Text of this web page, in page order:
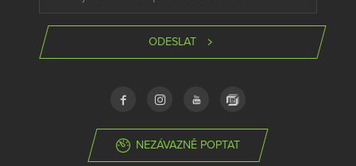
ODESLAT
NEZÁVAZNĚ POPTAT